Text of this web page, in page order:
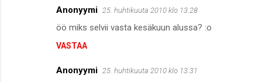
Anonyymi 25. huhtikuuta 2010 klo 13.28
öö miks selvii vasta kesäkuun alussa? :o
VASTAA
Anonyymi 25. huhtikuuta 2010 klo 13.31